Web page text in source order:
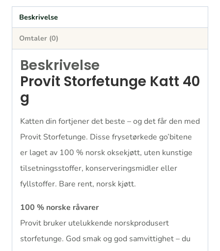
Beskrivelse
Omtaler (0)
Beskrivelse
Provit Storfetunge Katt 40
g
Katten din fortjener det beste – og det får den med
Provit Storfetunge. Disse frysetørkede go’bitene
er laget av 100 % norsk oksekjøtt, uten kunstige
tilsetningsstoffer, konserveringsmidler eller
fyllstoffer. Bare rent, norsk kjøtt.
100 % norske råvarer
Provit bruker utelukkende norskprodusert
storfetunge. God smak og god samvittighet – du